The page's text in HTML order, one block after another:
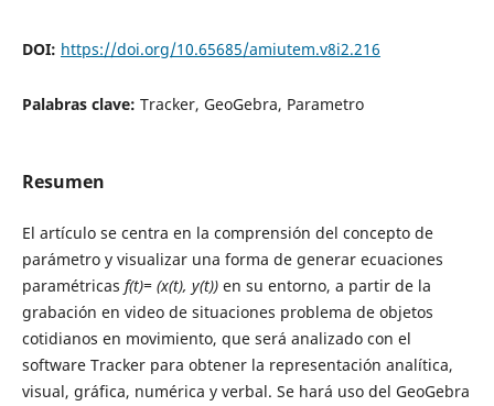
DOI: https://doi.org/10.65685/amiutem.v8i2.216
Palabras clave: Tracker, GeoGebra, Parametro
Resumen
El artículo se centra en la comprensión del concepto de
parámetro y visualizar una forma de generar ecuaciones
paramétricas f(t)= (x(t), y(t))en su entorno, a partir de la
grabación en video de situaciones problema de objetos
cotidianos en movimiento, que será analizado con el
software Tracker para obtener la representación analítica,
visual, gráfica, numérica y verbal. Se hará uso del GeoGebra